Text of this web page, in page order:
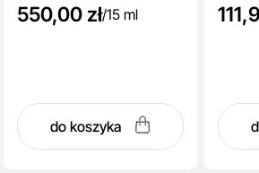
550,00 zł/15 ml
do koszyka